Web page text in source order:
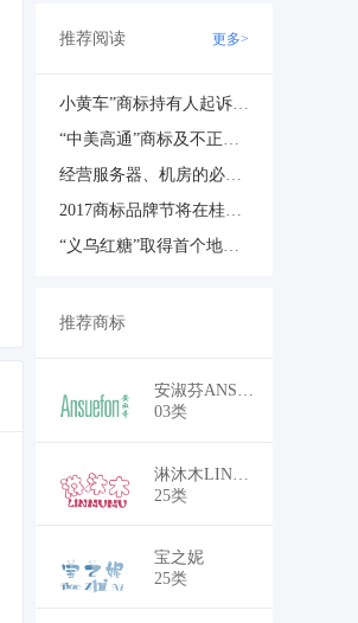
推荐阅读 更多>
小黄车”商标持有人起诉ofo侵权：索赔300万元
“中美高通”商标及不正当竞争纠纷案驳回全部诉讼请求
经营服务器、机房的必须得明白IDC许可证
2017商标品牌节将在桂林举办
“义乌红糖”取得首个地理证明商标
推荐商标
安淑芬ANSUEFON
03类
￥25,500
淋沐木LINMUMU
25类
￥22,500
宝之妮
25类
￥25,500